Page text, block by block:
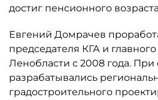
достиг пенсионного
Евгений Домрачев
председателя КГА и
Ленобласти с 2008 года. При
разрабатывались
градостроительного